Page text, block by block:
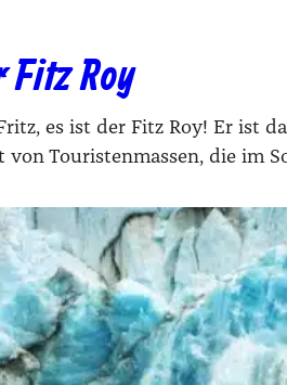
Fitz Roy
es ist der Fitz Roy! Er ist
von Touristenmassen, die im